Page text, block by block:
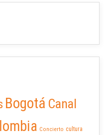
Bogotá Canal
Concierto cultura